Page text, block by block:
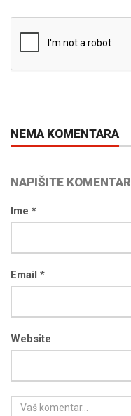
NEMA KOMENTARA
NAPIŠITE KOMENTAR
Ime *
Email *
Website